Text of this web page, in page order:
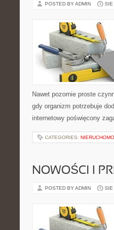
POSTED BY ADMIN SIE
Nawet pozornie proste
gdy organizm potrzebuje
internetowy poświęcony
CATEGORIES:
NOWOŚCI I
POSTED BY ADMIN SIE